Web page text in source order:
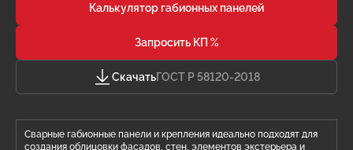
Калькулятор габионных панелей
Запросить КП %
СкачатьГОСТ Р 58120-2018
Сварные габионные панели и крепления идеально подходят для
создания облицовки фасадов, стен, элементов экстерьера и